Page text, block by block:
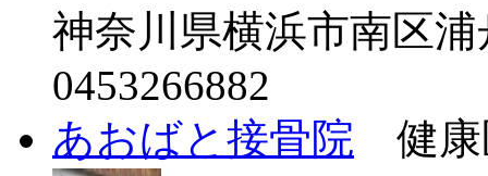
神奈川県横浜市南区浦
0453266882
あおばと接骨院 健康